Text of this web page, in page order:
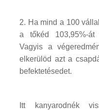
2. Ha mind a 100
a tőkéd 103,95%-át
Vagyis a
elkerülöd azt a
befektetésedet.
Itt kanyarodnék